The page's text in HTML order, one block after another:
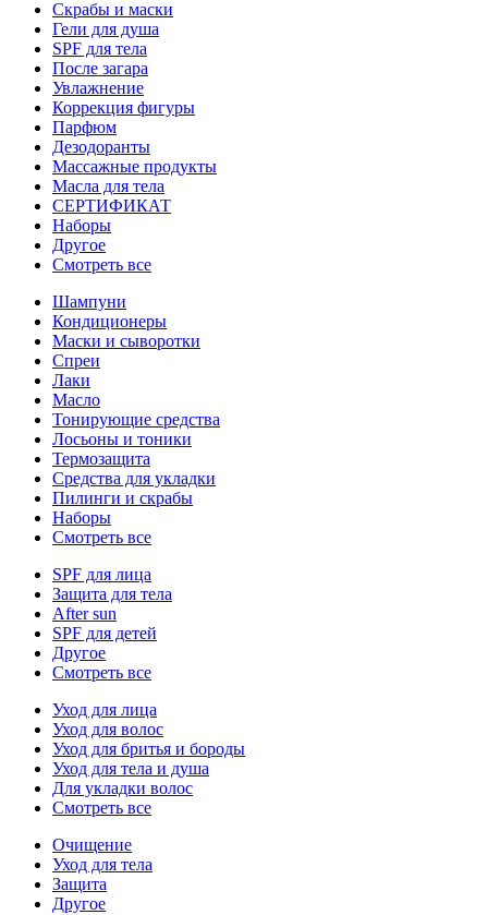
Скрабы и маски
Гели для душа
SPF для тела
После загара
Увлажнение
Коррекция фигуры
Парфюм
Дезодоранты
Массажные продукты
Масла для тела
СЕРТИФИКАТ
Наборы
Другое
Смотреть все
Шампуни
Кондиционеры
Маски и сыворотки
Спреи
Лаки
Масло
Тонирующие средства
Лосьоны и тоники
Термозащита
Средства для укладки
Пилинги и скрабы
Наборы
Смотреть все
SPF для лица
Защита для тела
After sun
SPF для детей
Другое
Смотреть все
Уход для лица
Уход для волос
Уход для бритья и бороды
Уход для тела и душа
Для укладки волос
Смотреть все
Очищение
Уход для тела
Защита
Другое